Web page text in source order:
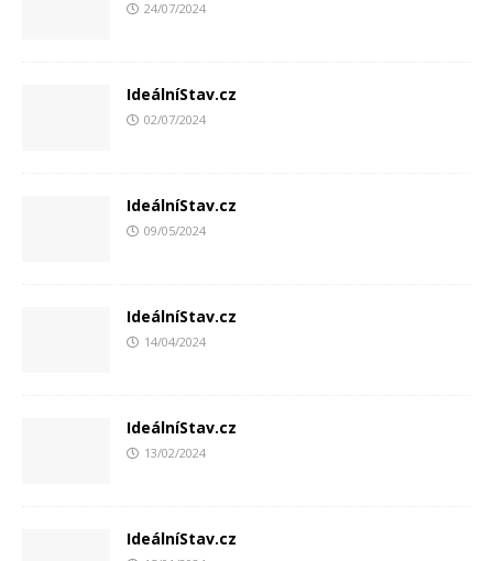
24/07/2024
IdeálníStav.cz
02/07/2024
IdeálníStav.cz
09/05/2024
IdeálníStav.cz
14/04/2024
IdeálníStav.cz
13/02/2024
IdeálníStav.cz